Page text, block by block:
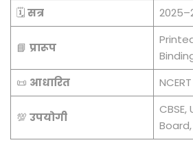
🗓️सत्र
📘 प्रारूप
📜 आधारित
💯 उपयोगी
CBSE,